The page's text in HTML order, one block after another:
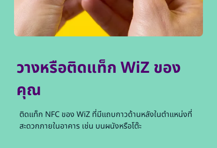
วางหรือติดแท็ก WiZ ของ
คุณ
ติดแท็ก NFC ของ WiZ ที่มีแถบกาวด้านหลังในตำแหน่งที่
สะดวกภายในอาคาร เช่น บนผนังหรือโต๊ะ